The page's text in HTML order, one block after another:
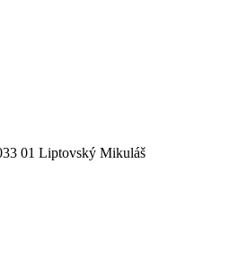
01 Liptovský Mikuláš